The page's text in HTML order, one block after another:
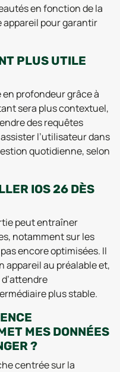
en fonction de la
appareil pour garantir
PLUS UTILE
profondeur grâce à
sera plus contextuel,
des requêtes
l’utilisateur dans
quotidienne, selon
IOS 26 DÈS
peut entraîner
notamment sur les
encore optimisées. Il
appareil au préalable et,
plus stable.
MES DONNÉES
?
centrée sur la